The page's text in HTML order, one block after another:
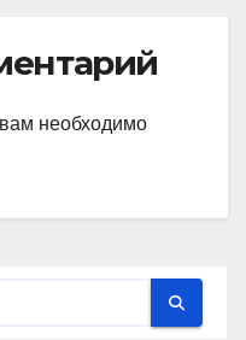
необходимо